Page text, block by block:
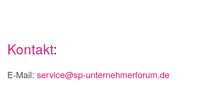
Kontakt:
E-Mail: service@sp-unternehmerforum.de